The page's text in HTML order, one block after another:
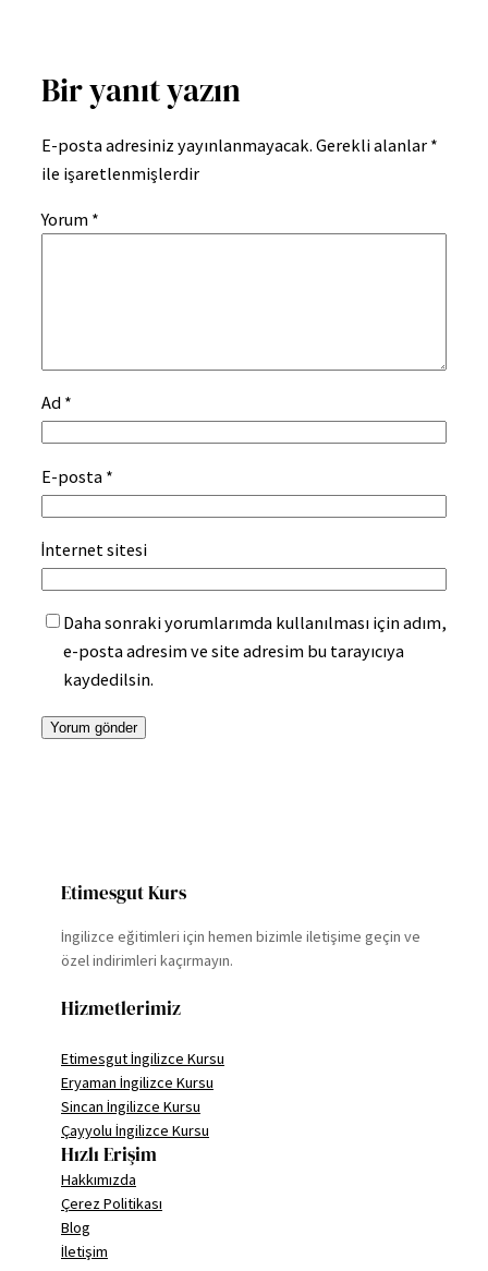
Bir yanıt yazın
E-posta adresiniz yayınlanmayacak. Gerekli alanlar *
ile işaretlenmişlerdir
Yorum *
Ad *
E-posta *
İnternet sitesi
Daha sonraki yorumlarımda kullanılması için adım,
e-posta adresim ve site adresim bu tarayıcıya
kaydedilsin.
Etimesgut Kurs
İngilizce eğitimleri için hemen bizimle iletişime geçin ve
özel indirimleri kaçırmayın.
Hizmetlerimiz
Etimesgut İngilizce Kursu
Eryaman İngilizce Kursu
Sincan İngilizce Kursu
Çayyolu İngilizce Kursu
Hızlı Erişim
Hakkımızda
Çerez Politikası
Blog
İletişim